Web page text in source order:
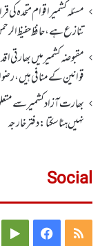
مسئلہ کشمیر اقوام متحدہ
تنازع ہے، حافظ حفیظ
مقبوضہ کشمیر میں بھارتی
قوانین کے منافی
بھارت آزاد کشمیر سے
نہیں ہٹا سکتا: دفتر خارجہ
Social
RSS